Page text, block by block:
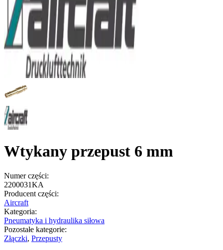
Wtykany przepust 6 mm
Numer części:
2200031KA
Producent części:
Aircraft
Kategoria:
Pneumatyka i hydraulika siłowa
Pozostałe kategorie:
Złączki, Przepusty